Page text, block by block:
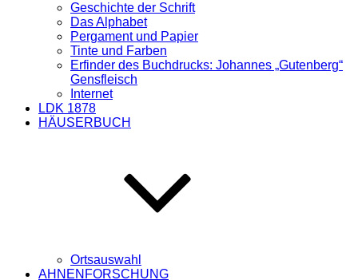
Geschichte der Schrift
Das Alphabet
Pergament und Papier
Tinte und Farben
Erfinder des Buchdrucks: Johannes „Gutenberg“
Gensfleisch
Internet
LDK 1878
HÄUSERBUCH
Ortsauswahl
AHNENFORSCHUNG